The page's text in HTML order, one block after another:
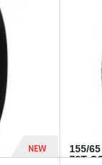
NEW
155/
73T